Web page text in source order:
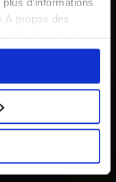
À propos des
refuser ou
via l'onglet
modifier votre
» en bas des